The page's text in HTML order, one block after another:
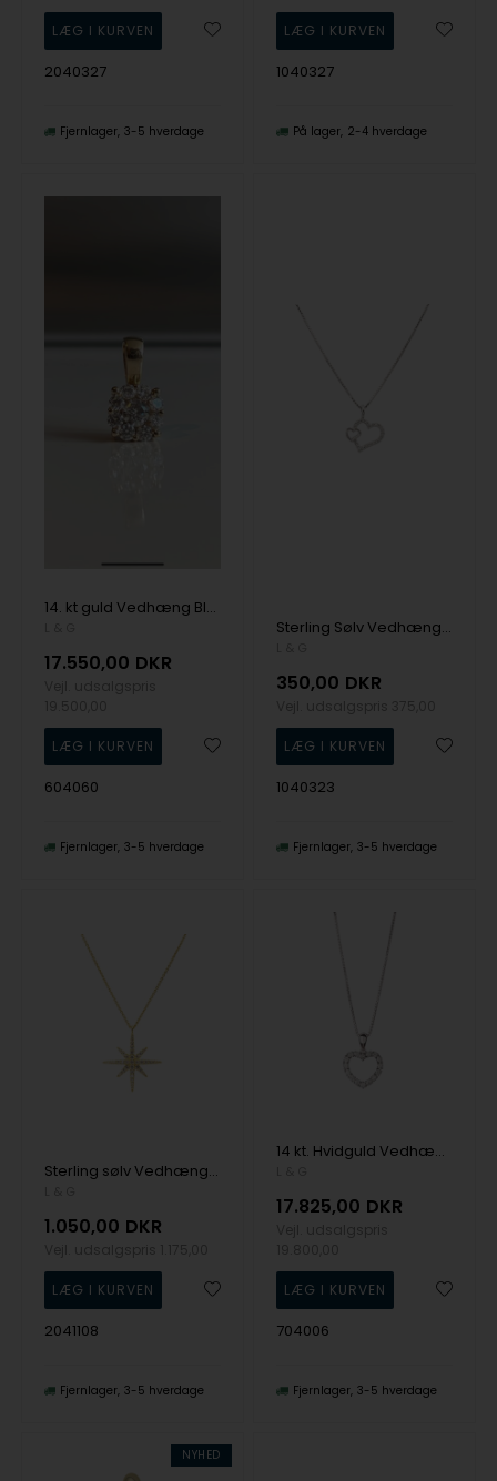
2040327
Fjernlager 3-5 hverdage
1040327
På lager 2-4 hverdage
14. kt guld Vedhæng BIG BLOOM fra Lotte & Gitte
17.550,00 DKR
604060
Fjernlager 3-5 hverdage
Sterling Sølv Vedhæng Hjerte fra Lotte & Gitte
350,00 DKR
1040323
Fjernlager 3-5 hverdage
Sterling sølv Vedhæng Nordstjerne fra Lotte & Gitte
1.050,00 DKR
2041108
Fjernlager 3-5 hverdage
14 kt. Hvidguld Vedhæng Hjerte fra Lotte & Gitte
17.825,00 DKR
704006
Fjernlager 3-5 hverdage
NYHED